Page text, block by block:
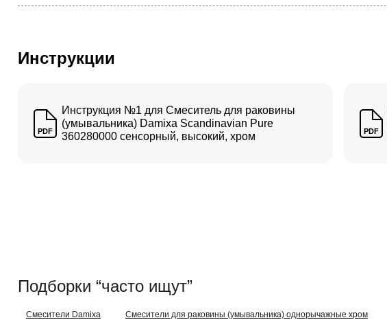
Инструкции
PDF
Инструкция №1 для Смеситель для раковины
(умывальника) Damixa Scandinavian Pure
360280000 сенсорный, высокий, хром
PDF
Подборки “часто ищут”
Смесители Damixa Смесители для раковины (умывальника) однорычажные хром